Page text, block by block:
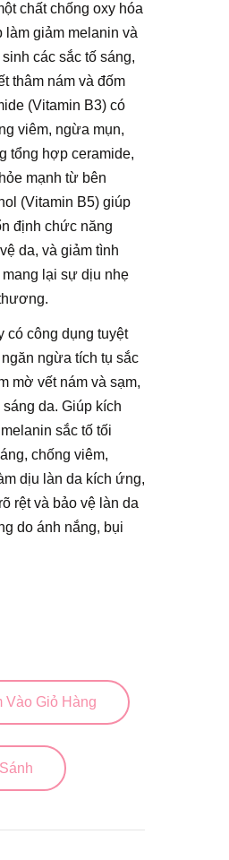
chất chống oxy hóa
làm giảm melanin và
các sắc tố sáng,
thâm nám và đốm
(Vitamin B3) có
viêm, ngừa mụn,
tổng hợp ceramide,
mạnh từ bên
(Vitamin B5) giúp
định chức năng
da, và giảm tình
mang lại sự dịu nhẹ
có công dụng tuyệt
ngừa tích tụ sắc
mờ vết nám và sạm,
da. Giúp kích
sắc tố tối
chống viêm,
dịu làn da kích ứng,
rệt và bảo vệ làn da
do ánh nắng, bụi
Vào Giỏ Hàng